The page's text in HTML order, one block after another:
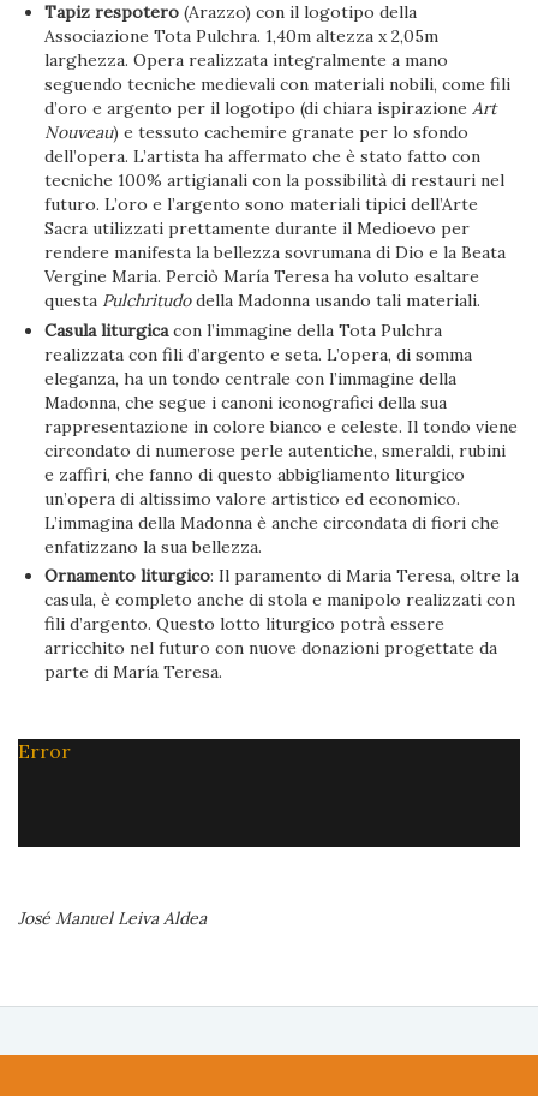
Tapiz respotero (Arazzo) con il logotipo della
Associazione Tota Pulchra. 1,40m altezza x 2,05m
larghezza. Opera realizzata integralmente a mano
seguendo tecniche medievali con materiali nobili, come fili
d’oro e argento per il logotipo (di chiara ispirazioneArt
Nouveau) e tessuto cachemire granate per lo sfondo
dell’opera. L’artista ha affermato che è stato fatto con
tecniche 100% artigianali con la possibilità di restauri nel
futuro. L’oro e l’argento sono materiali tipici dell’Arte
Sacra utilizzati prettamente durante il Medioevo per
rendere manifesta la bellezza sovrumana di Dio e la Beata
Vergine Maria. Perciò María Teresa ha voluto esaltare
questa Pulchritudodella Madonna usando tali materiali.
Casula liturgicacon l’immagine della Tota Pulchra
realizzata con fili d’argento e seta. L’opera, di somma
eleganza, ha un tondo centrale con l’immagine della
Madonna, che segue i canoni iconografici della sua
rappresentazione in colore bianco e celeste. Il tondo viene
circondato di numerose perle autentiche, smeraldi, rubini
e zaffiri, che fanno di questo abbigliamento liturgico
un’opera di altissimo valore artistico ed economico.
L’immagina della Madonna è anche circondata di fiori che
enfatizzano la sua bellezza.
Ornamento liturgico: Il paramento di Maria Teresa, oltre la
casula, è completo anche di stola e manipolo realizzati con
fili d’argento. Questo lotto liturgico potrà essere
arricchito nel futuro con nuove donazioni progettate da
parte di María Teresa.
Error
José Manuel Leiva Aldea